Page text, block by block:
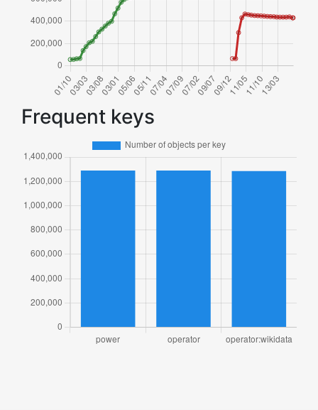
Frequent keys